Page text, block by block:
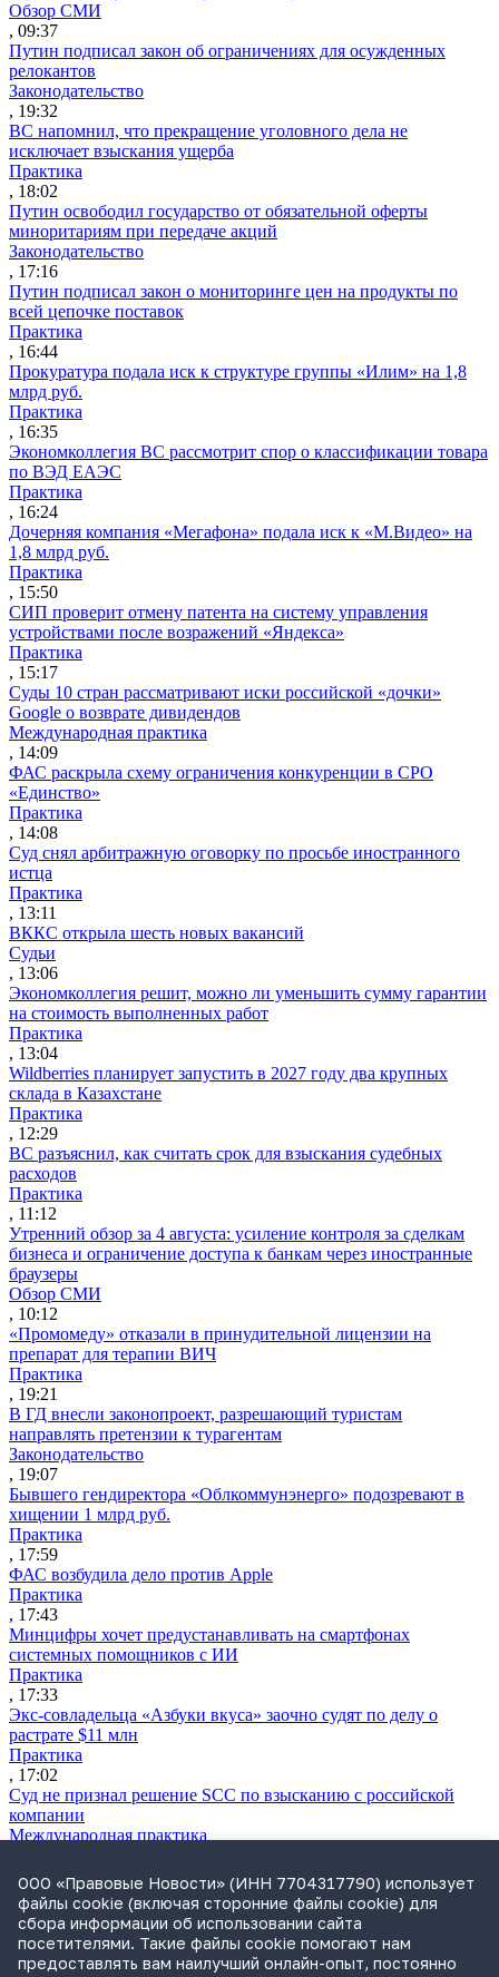
Обзор СМИ
, 09:37
Путин подписал закон об ограничениях для осужденных
релокантов
Законодательство
, 19:32
ВС напомнил, что прекращение уголовного дела не
исключает взыскания ущерба
Практика
, 18:02
Путин освободил государство от обязательной оферты
миноритариям при передаче акций
Законодательство
, 17:16
Путин подписал закон о мониторинге цен на продукты по
всей цепочке поставок
Практика
, 16:44
Прокуратура подала иск к структуре группы «Илим» на 1,8
млрд руб.
Практика
, 16:35
Экономколлегия ВС рассмотрит спор о классификации товара
по ВЭД ЕАЭС
Практика
, 16:24
Дочерняя компания «Мегафона» подала иск к «М.Видео» на
1,8 млрд руб.
Практика
, 15:50
СИП проверит отмену патента на систему управления
устройствами после возражений «Яндекса»
Практика
, 15:17
Суды 10 стран рассматривают иски российской «дочки»
Google о возврате дивидендов
Международная практика
, 14:09
ФАС раскрыла схему ограничения конкуренции в СРО
«Единство»
Практика
, 14:08
Суд снял арбитражную оговорку по просьбе иностранного
истца
Практика
, 13:11
ВККС открыла шесть новых вакансий
Судьи
, 13:06
Экономколлегия решит, можно ли уменьшить сумму гарантии
на стоимость выполненных работ
Практика
, 13:04
Wildberries планирует запустить в 2027 году два крупных
склада в Казахстане
Практика
, 12:29
ВС разъяснил, как считать срок для взыскания судебных
расходов
Практика
, 11:12
Утренний обзор за 4 августа: усиление контроля за сделкам
бизнеса и ограничение доступа к банкам через иностранные
браузеры
Обзор СМИ
, 10:12
«Промомеду» отказали в принудительной лицензии на
препарат для терапии ВИЧ
Практика
, 19:21
В ГД внесли законопроект, разрешающий туристам
направлять претензии к турагентам
Законодательство
, 19:07
Бывшего гендиректора «Облкоммунэнерго» подозревают в
хищении 1 млрд руб.
Практика
, 17:59
ФАС возбудила дело против Apple
Практика
, 17:43
Минцифры хочет предустанавливать на смартфонах
системных помощников с ИИ
Практика
, 17:33
Экс-совладельца «Азбуки вкуса» заочно судят по делу о
растрате $11 млн
Практика
, 17:02
Суд не признал решение SCC по взысканию с российской
компании
Международная практика
Дроны могут начать применять для фиксации нарушений
ПДД
Практика
, 15:41
Бывшего сенатора Сабадаша приговорили к 12 годам по делу
ООО «Правовые Новости» (ИНН 7704317790) использует
файлы cookie (включая сторонние файлы cookie) для
сбора информации об использовании сайта
посетителями. Такие файлы cookie помогают нам
предоставлять вам наилучший онлайн-опыт, постоянно